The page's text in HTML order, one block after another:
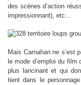
des scènes d’action
impressionnant), etc...
Mais Carnahan ne s’est
le mode d’emploi du
plus lancinant et qui
tient dans le